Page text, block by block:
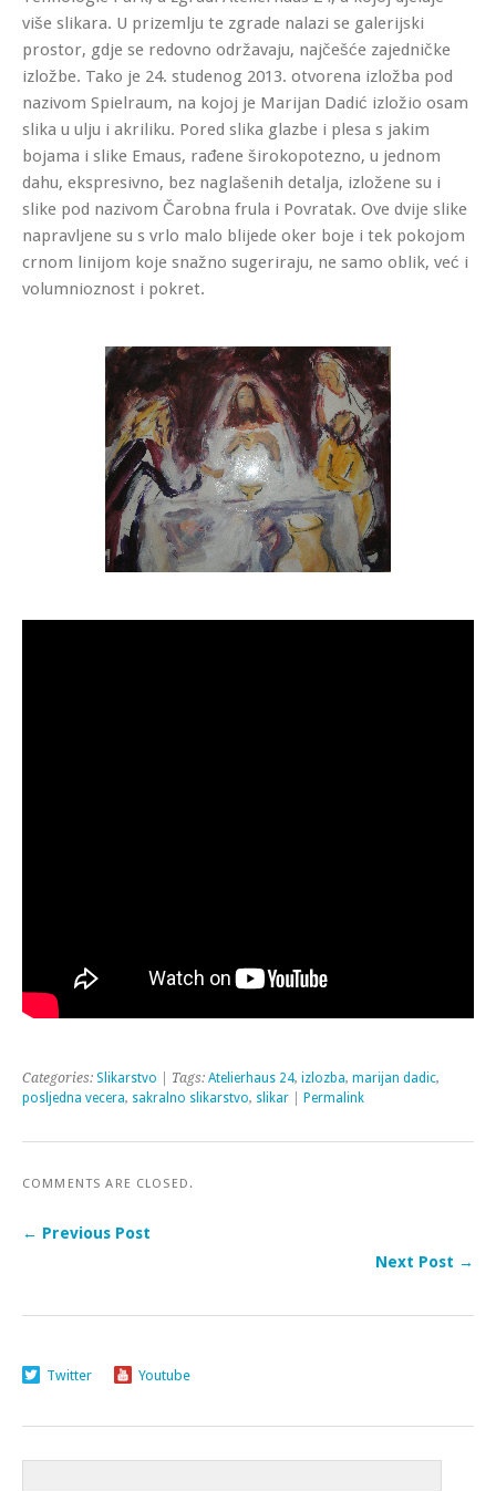
više slikara. U prizemlju te zgrade nalazi se galerijski
prostor, gdje se redovno održavaju, najčešće zajedničke
izložbe. Tako je 24. studenog 2013. otvorena izložba pod
nazivom Spielraum, na kojoj je Marijan Dadić izložio osam
slika u ulju i akriliku. Pored slika glazbe i plesa s jakim
bojama i slike Emaus, rađene širokopotezno, u jednom
dahu, ekspresivno, bez naglašenih detalja, izložene su i
slike pod nazivom Čarobna frula i Povratak. Ove dvije slike
napravljene su s vrlo malo blijede oker boje i tek pokojom
crnom linijom koje snažno sugeriraju, ne samo oblik, već i
volumnioznost i pokret.
Categories: Slikarstvo | Tags: Atelierhaus 24, izlozba, marijan dadic,
posljedna vecera, sakralno slikarstvo, slikar Permalink
COMMENTS ARE CLOSED.
← Previous Post
Next Post →
Twitter Youtube